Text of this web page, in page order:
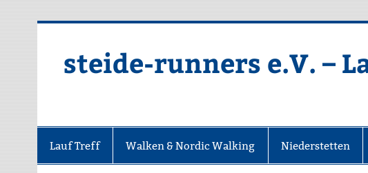
steide-runners e.V. –
Lauf Treff Walken & Nordic Walking Niederstetten